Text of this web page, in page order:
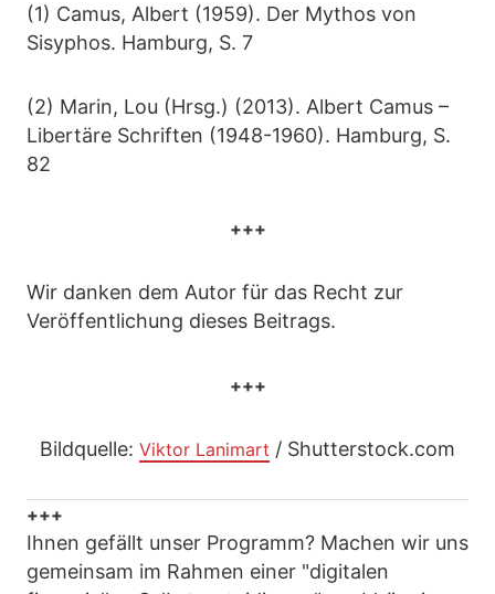
(1) Camus, Albert (1959). Der Mythos von
Sisyphos. Hamburg, S. 7
(2) Marin, Lou (Hrsg.) (2013). Albert Camus –
Libertäre Schriften (1948-1960). Hamburg, S.
82
+++
Wir danken dem Autor für das Recht zur
Veröffentlichung dieses Beitrags.
+++
Bildquelle: Viktor Lanimart / Shutterstock.com
+++
Ihnen gefällt unser Programm? Machen wir uns
gemeinsam im Rahmen einer "digitalen